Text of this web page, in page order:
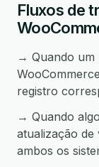
Fluxos de
→ Quando um
registro
→ Quando
atualização
ambos os